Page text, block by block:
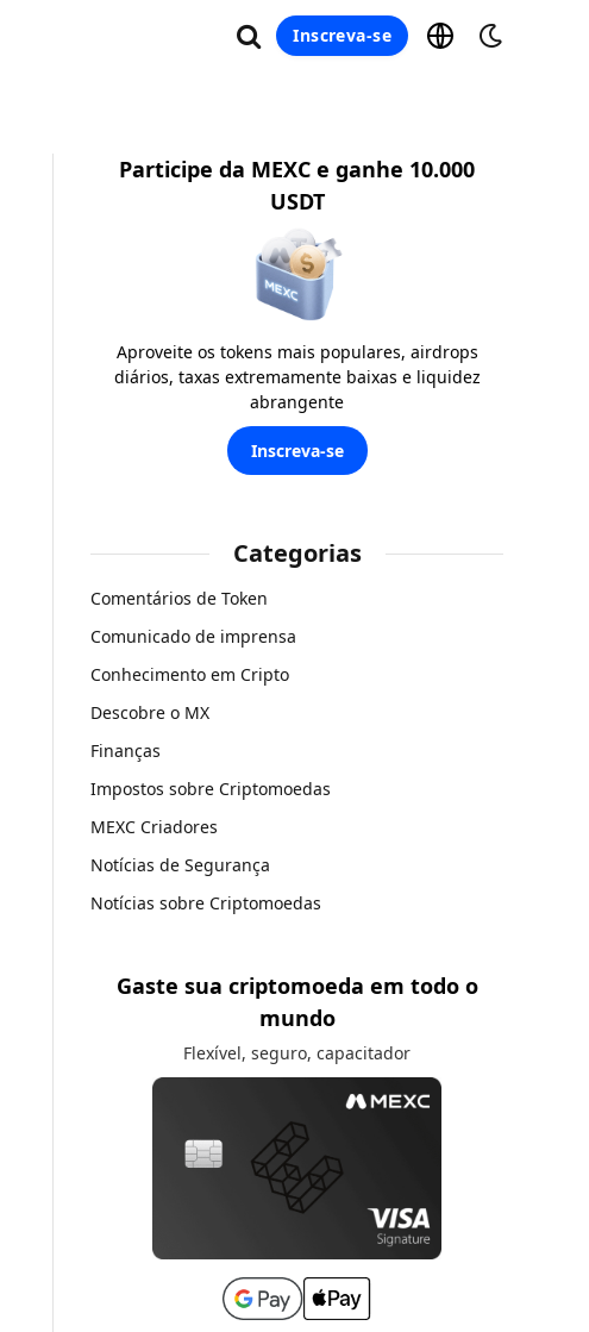
Inscreva-se
Participe da MEXC e ganhe 10.000
USDT
Aproveite os tokens mais populares, airdrops
diários, taxas extremamente baixas e liquidez
abrangente
Inscreva-se
Categorias
Comentários de Token
Comunicado de imprensa
Conhecimento em Cripto
Descobre o MX
Finanças
Impostos sobre Criptomoedas
MEXC Criadores
Notícias de Segurança
Notícias sobre Criptomoedas
Gaste sua criptomoeda em todo o
mundo
Flexível, seguro, capacitador